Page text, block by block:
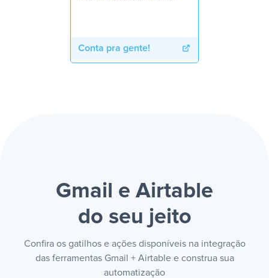
Conta pra gente!
Gmail e Airtable
do seu jeito
Confira os gatilhos e ações disponíveis na integração
das ferramentas Gmail + Airtable e construa sua
automatização